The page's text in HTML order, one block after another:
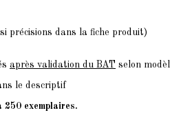
précisions dans la fiche produit)
après validation du BAT selon
le descriptif
250 exemplaires.